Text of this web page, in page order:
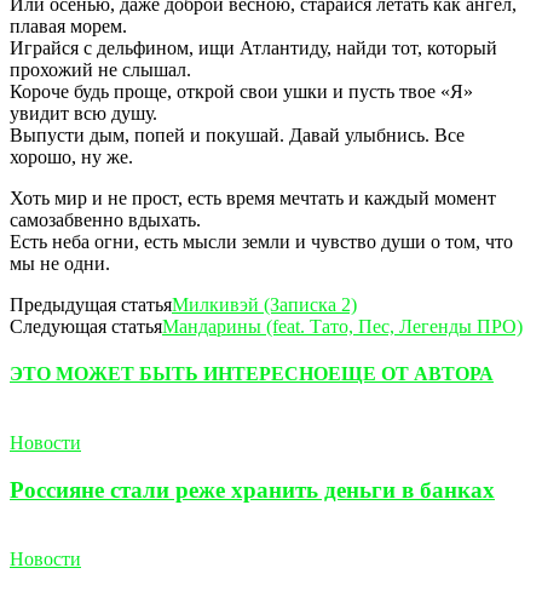
плавая морем.
Играйся с дельфином, ищи Атлантиду, найди тот, который
прохожий не слышал.
Короче будь проще, открой свои ушки и пусть твое «Я»
увидит всю душу.
Выпусти дым, попей и покушай. Давай улыбнись. Все
хорошо, ну же.
Хоть мир и не прост, есть время мечтать и каждый момент
самозабвенно вдыхать.
Есть неба огни, есть мысли земли и чувство души о том, что
мы не одни.
Предыдущая статьяМилкивэй (Записка 2)
Следующая статьяМандарины (feat. Тато, Пес, Легенды ПРО)
ЭТО МОЖЕТ БЫТЬ ИНТЕРЕСНОЕЩЕ ОТ АВТОРА
Новости
Россияне стали реже хранить деньги в банках
Новости